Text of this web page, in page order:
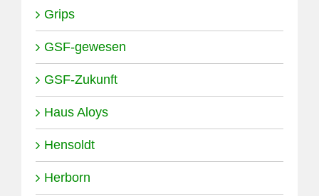
Grips
GSF-gewesen
GSF-Zukunft
Haus Aloys
Hensoldt
Herborn